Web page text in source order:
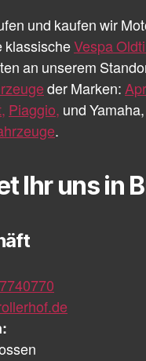
und kaufen wir
klassischeVespa
an unserem
der Marken:
Piaggio, und
.
Ihr uns in